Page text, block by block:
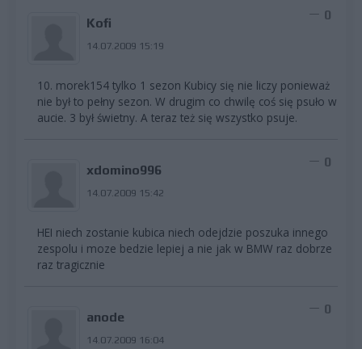
Kofi
14.07.2009 15:19
0
10. morek154 tylko 1 sezon Kubicy się nie liczy ponieważ
nie był to pełny sezon. W drugim co chwilę coś się psuło w
aucie. 3 był świetny. A teraz też się wszystko psuje.
xdomino996
14.07.2009 15:42
0
HEI niech zostanie kubica niech odejdzie poszuka innego
zespolu i moze bedzie lepiej a nie jak w BMW raz dobrze
raz tragicznie
anode
14.07.2009 16:04
0